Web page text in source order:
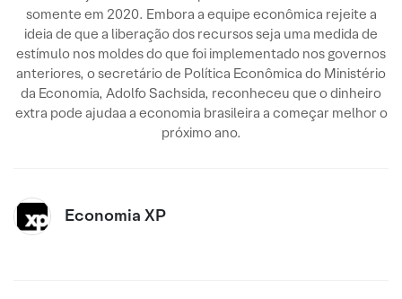
somente em 2020. Embora a equipe econômica rejeite a
ideia de que a liberação dos recursos seja uma medida de
estímulo nos moldes do que foi implementado nos governos
anteriores, o secretário de Política Econômica do Ministério
da Economia, Adolfo Sachsida, reconheceu que o dinheiro
extra pode ajudaa a economia brasileira a começar melhor o
próximo ano.
Economia XP